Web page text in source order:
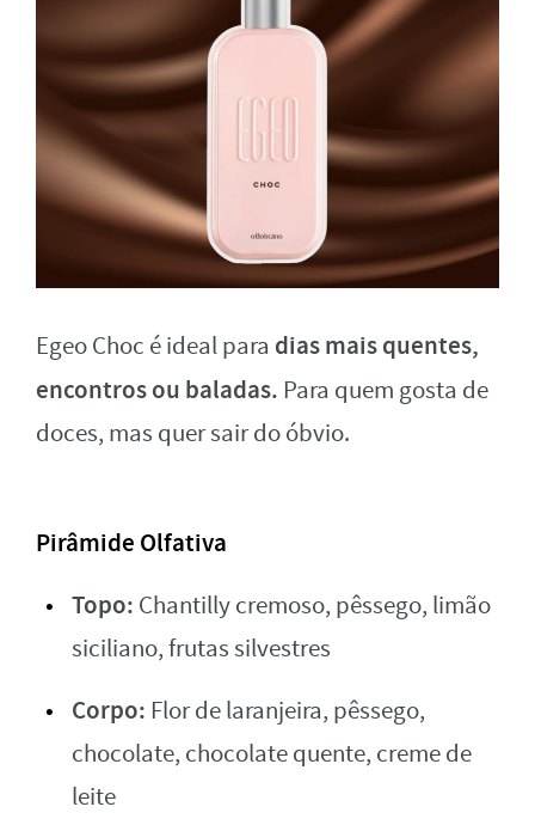
Egeo Choc é ideal para dias mais quentes,
encontros ou baladas. Para quem gosta de
doces, mas quer sair do óbvio.
Pirâmide Olfativa
Topo: Chantilly cremoso, pêssego, limão
siciliano, frutas silvestres
Corpo: Flor de laranjeira, pêssego,
chocolate, chocolate quente, creme de
leite